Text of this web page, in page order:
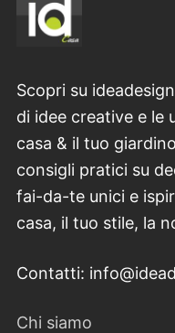
Scopri su
di idee creative e le
casa & il tuo
consigli pratici su
fai-da-te unici e
casa, il tuo stile, la
Contatti:
Chi siamo